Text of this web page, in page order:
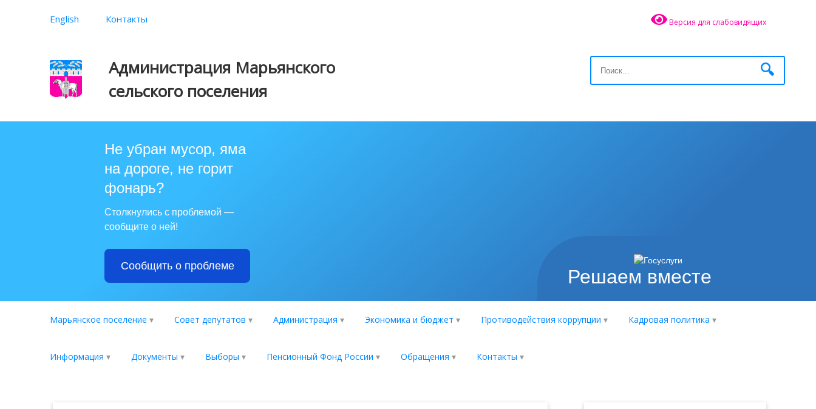
English Контакты Версия для слабовидящих
Администрация Марьянского
сельского поселения
Решаем вместе
Не убран мусор, яма
на дороге, не горит
фонарь?
Столкнулись с проблемой —
сообщите о ней!
Сообщить о проблеме
Марьянское поселение Совет депутатов Администрация Экономика и бюджет Противодействия коррупции Кадровая политика
Информация Документы Выборы Пенсионный Фонд России Обращения Контакты